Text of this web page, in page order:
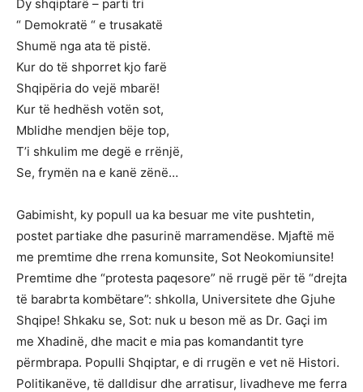
Dy shqiptarë – parti tri
“ Demokratë “ e trusakatë
Shumë nga ata të pistë.
Kur do të shporret kjo farë
Shqipëria do vejë mbarë!
Kur të hedhësh votën sot,
Mblidhe mendjen bëje top,
T’i shkulim me degë e rrënjë,
Se, frymën na e kanë zënë…
Gabimisht, ky popull ua ka besuar me vite pushtetin,
postet partiake dhe pasurinë marramendëse. Mjaftë më
me premtime dhe rrena komunsite, Sot Neokomiunsite!
Premtime dhe “protesta paqesore” në rrugë për të “drejta
të barabrta kombëtare”: shkolla, Universitete dhe Gjuhe
Shqipe! Shkaku se, Sot: nuk u beson më as Dr. Gaçi im
me Xhadinë, dhe macit e mia pas komandantit tyre
përmbrapa. Populli Shqiptar, e di rrugën e vet në Histori.
Politikanëve, të dalldisur dhe arratisur, livadheve me ferra